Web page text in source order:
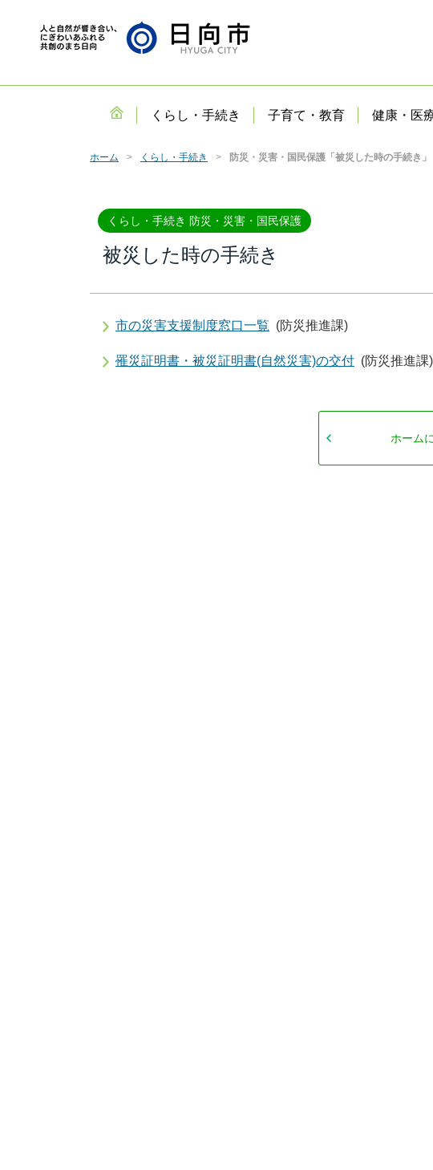
くらし・手続き 子育て・教育 健康・医
ホーム くらし・手続き 防災・災害・国民保護「被災した時の手続き」
くらし・手続き 防災・災害・国民保護
被災した時の手続き
市の災害支援制度窓口一覧 (防災推進課)
罹災証明書・被災証明書(自然災害)の交付 (防災推進課)
ホーム